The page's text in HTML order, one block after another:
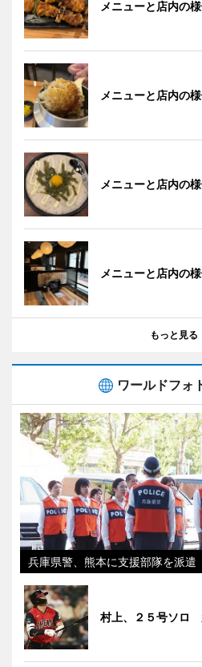
メニューと店内の
メニューと店内の
メニューと店内の
メニューと店内の
もっと見る
ワールドフォ
兵庫県警、熊本に支援部隊を派遣
村上、２５号ソロ